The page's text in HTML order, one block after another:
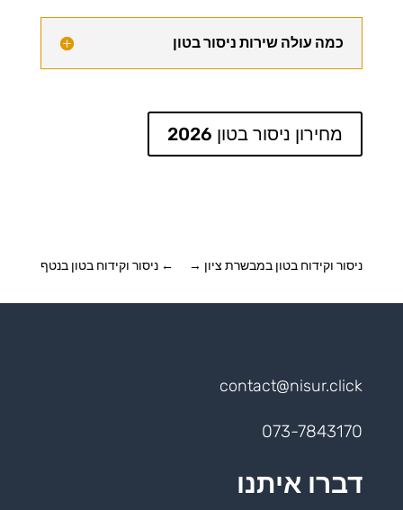
כמה עולה שירות ניסור בטון
מחירון ניסור בטון 2026
←ניסור וקידוח בטון בנטף ניסור וקידוח בטון במבשרת ציון →
contact@nisur.click
073-7843170
דברו איתנו